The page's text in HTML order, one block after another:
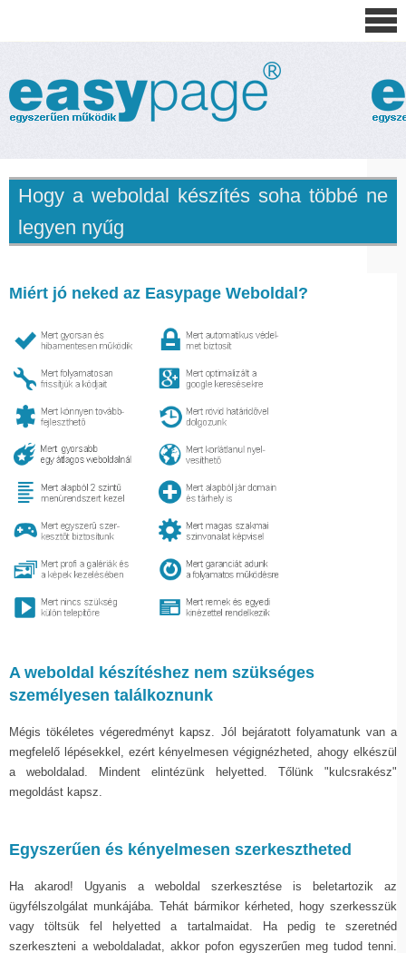
Hogy a weboldal készítés soha többé ne
legyen nyűg
Miért jó neked az Easypage Weboldal?
A weboldal készítéshez nem szükséges
személyesen találkoznunk
Mégis tökéletes végeredményt kapsz. Jól bejáratott folyamatunk van a
megfelelő lépésekkel, ezért kényelmesen végignézheted, ahogy elkészül
a weboldalad. Mindent elintézünk helyetted. Tőlünk "kulcsrakész"
megoldást kapsz.
Egyszerűen és kényelmesen szerkesztheted
Ha akarod! Ugyanis a weboldal szerkesztése is beletartozik az
ügyfélszolgálat munkájába. Tehát bármikor kérheted, hogy szerkesszük
vagy töltsük fel helyetted a tartalmaidat. Ha pedig te szeretnéd
szerkeszteni a weboldaladat, akkor pofon egyszerűen meg tudod tenni.